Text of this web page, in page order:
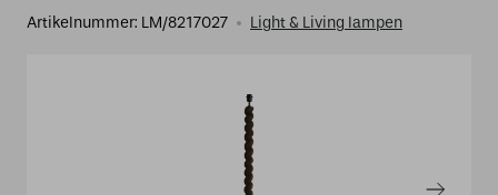
Artikelnummer: LM/8217027 Light & Living lampen